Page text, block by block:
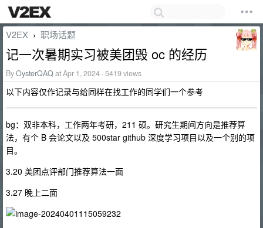
V2EX › 职场话题
记一次暑期实习被美团毁 oc 的经历
ByOysterQAQat Apr 1, 2024 · 5419 views
以下内容仅作记录与给同样在找工作的同学们一个参考
bg：双非本科，工作两年考研，211 硕。研究生期间方向是推荐算
法，有个 B 会论文以及 500star github 深度学习项目以及一个别的项
目。
3.20 美团点评部门推荐算法一面
3.27 晚上二面